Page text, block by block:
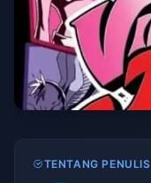
TENTANG PENULIS